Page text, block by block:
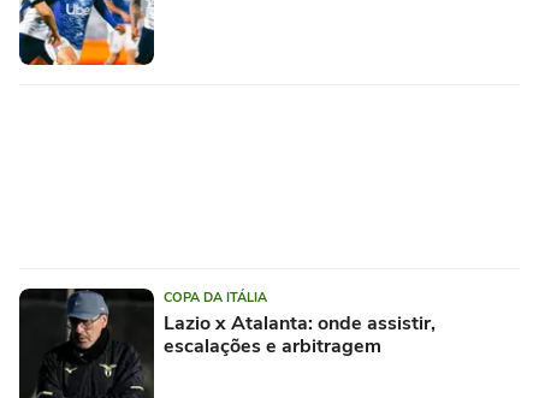
COPA DA ITÁLIA
Lazio x Atalanta: onde assistir,
escalações e arbitragem